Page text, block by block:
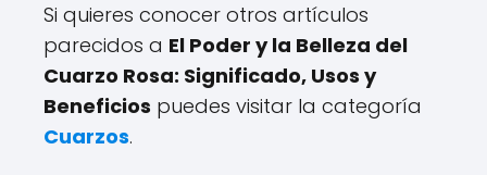
Si quieres conocer otros artículos
parecidos a El Poder y la Belleza del
Cuarzo Rosa: Significado, Usos y
Beneficios puedes visitar la categoría
Cuarzos.